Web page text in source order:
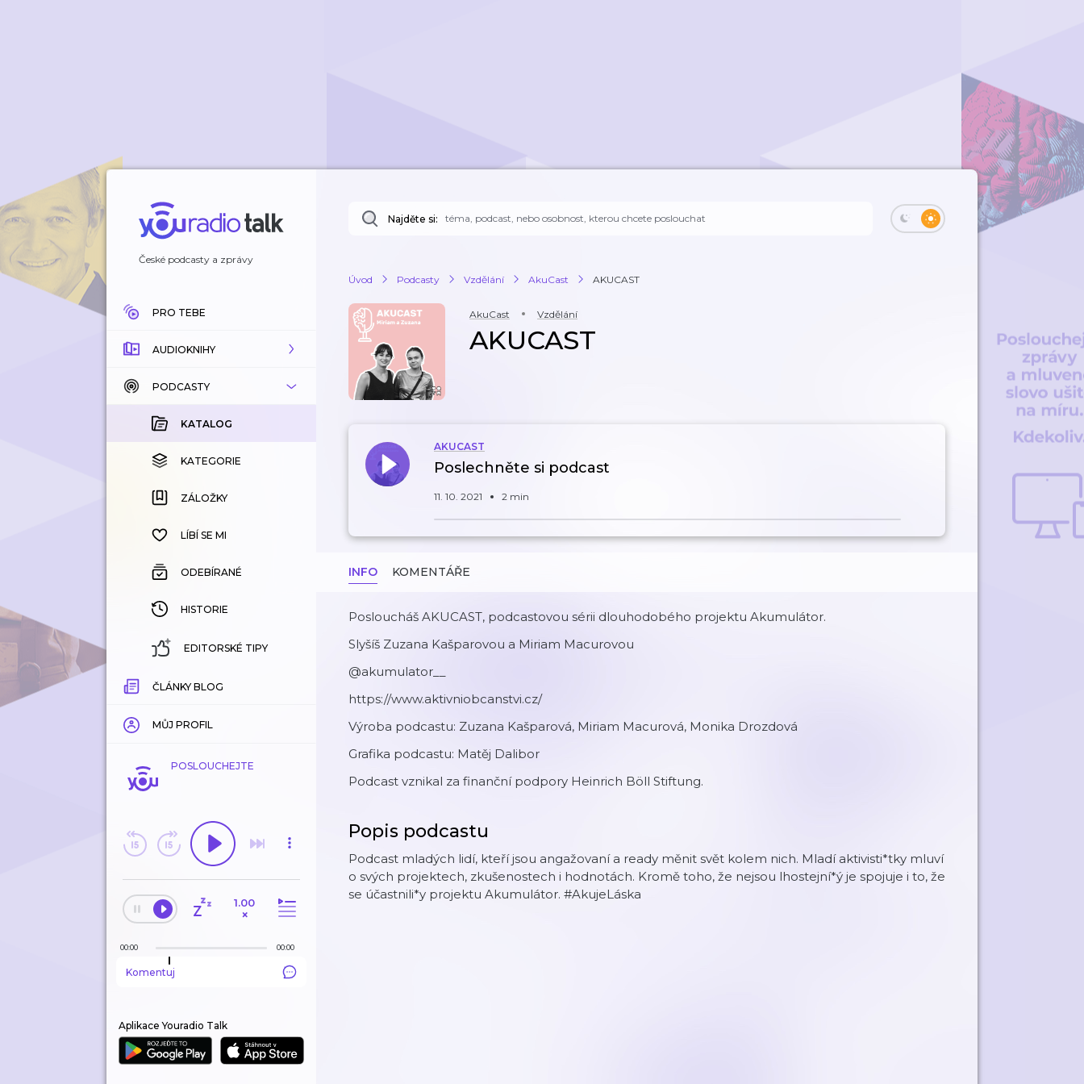
České podcasty a zprávy
PRO TEBE
AUDIOKNIHY
KATALOG
KOUPENÉ
KATEGORIE
ZÁLOŽKY
HISTORIE
PODCASTY
KATALOG
KATEGORIE
ZÁLOŽKY
LÍBÍ SE MI
ODEBÍRANÉ
HISTORIE
EDITORSKÉ TIPY
ČLÁNKY BLOG
MŮJ PROFIL
POSLOUCHEJTE
1.00
×
00:00 00:00
Komentuj
Aplikace Youradio Talk
Najděte si:
Úvod Podcasty Vzdělání AkuCast AKUCAST
AkuCast Vzdělání
AKUCAST
AKUCAST
Poslechněte si podcast
11. 10. 2021 2 min
INFO KOMENTÁŘE
Posloucháš AKUCAST, podcastovou sérii dlouhodobého projektu Akumulátor.
Slyšíš Zuzana Kašparovou a Miriam Macurovou
@akumulator__
https://www.aktivniobcanstvi.cz/
Výroba podcastu: Zuzana Kašparová, Miriam Macurová, Monika Drozdová
Grafika podcastu: Matěj Dalibor
Podcast vznikal za finanční podpory Heinrich Böll Stiftung.
Popis podcastu
Podcast mladých lidí, kteří jsou angažovaní a ready měnit svět kolem nich. Mladí aktivisti*tky mluví
o svých projektech, zkušenostech i hodnotách. Kromě toho, že nejsou lhostejní*ý je spojuje i to, že
se účastnili*y projektu Akumulátor. #AkujeLáska